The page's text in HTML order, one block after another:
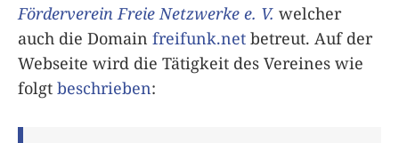
Förderverein Freie Netzwerke e. V. welcher
auch die Domain freifunk.net betreut. Auf der
Webseite wird die Tätigkeit des Vereines wie
folgt beschrieben: